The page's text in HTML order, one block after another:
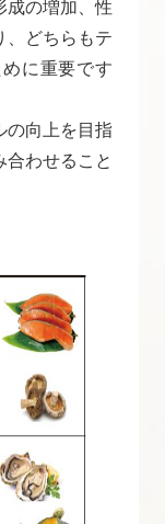
成の増加、性
、どちらもテ
に重要です
の向上を目指
合わせること